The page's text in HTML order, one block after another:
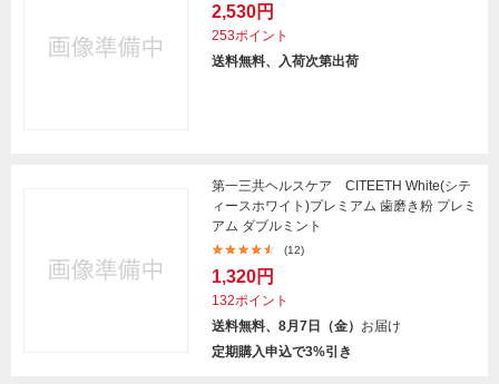
2,530円
253ポイント
送料無料、入荷次第出荷
第一三共ヘルスケア CITEETH White(シテ
ィースホワイト)プレミアム 歯磨き粉 プレミ
アム ダブルミント
(12)
1,320円
132ポイント
送料無料、8月7日（金） お届け
定期購入申込で3%引き